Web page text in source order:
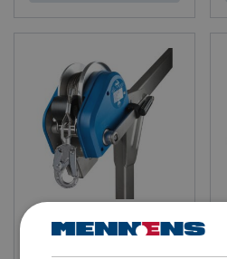
PLW lier Ikar, goedgekeurd
voor personen en lasten